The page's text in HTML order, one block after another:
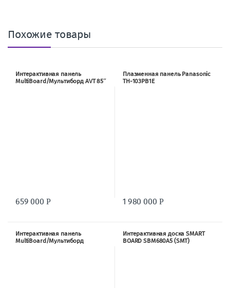
Похожие товары
Интерактивная панель
MultiBoard/Мультиборд AVT 85″
659 000 Р
Плазменная панель Panasonic
TH-103PB1E
1 980 000 Р
Интерактивная панель
MultiBoard/Мультиборд
Интерактивная доска SMART
BOARD SBM680A5 (SMT)